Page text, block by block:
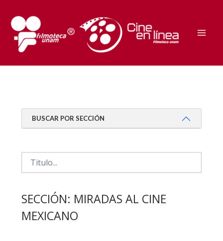
contenido
BUSCAR POR SECCIÓN
SECCIÓN: MIRADAS AL CINE
MEXICANO